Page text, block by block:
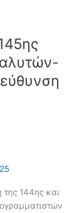
της 144ης και